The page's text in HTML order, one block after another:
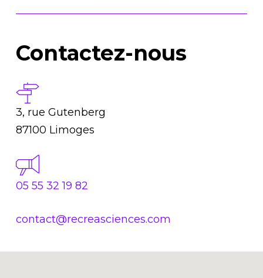
Contactez-nous
3, rue Gutenberg
87100 Limoges
05 55 32 19 82
contact@recreasciences.com